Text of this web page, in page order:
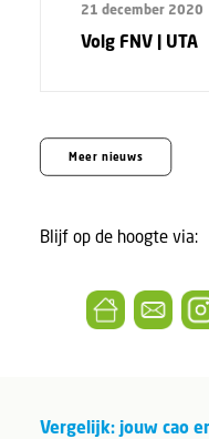
21 december 2020
Volg FNV | UTA
Meer nieuws
Blijf op de hoogte via:
Vergelijk: jouw cao